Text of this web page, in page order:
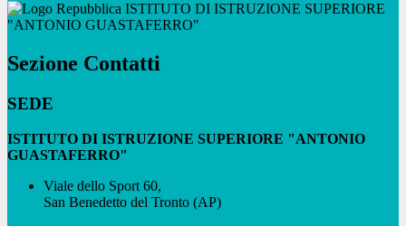
ISTITUTO DI ISTRUZIONE SUPERIORE
"ANTONIO GUASTAFERRO"
Sezione Contatti
SEDE
ISTITUTO DI ISTRUZIONE SUPERIORE "ANTONIO
GUASTAFERRO"
Viale dello Sport 60,
San Benedetto del Tronto (AP)